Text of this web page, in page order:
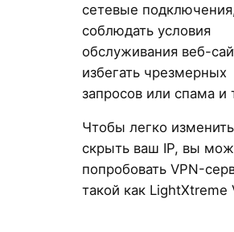
сетевые
соблюдать условия
обслуживания веб-
избегать чрезмерных
запросов или спама и
Чтобы легко
скрыть ваш IP, вы
попробовать VPN-
такой как LightXtreme